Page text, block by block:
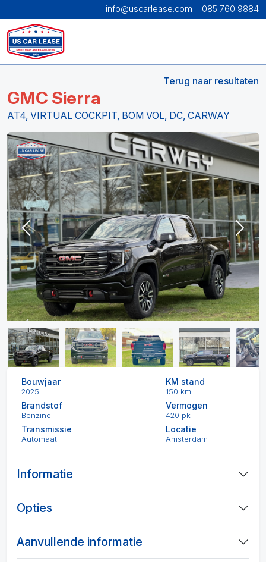
info@uscarlease.com 085 760 9884
Terug naar resultaten
GMC Sierra
AT4, VIRTUAL COCKPIT, BOM VOL, DC, CARWAY
Previous Next
Bouwjaar
2025
KM stand
150 km
Brandstof
Benzine
Vermogen
420 pk
Transmissie
Automaat
Locatie
Amsterdam
Informatie
Opties
Aanvullende informatie